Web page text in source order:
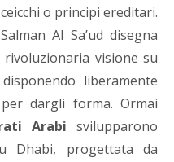
o principi ereditari.
Al Sa’uddisegna
visione su
disponendo liberamente
dargli forma. Ormai
Arabi svilupparono
Dhabi, progettata da